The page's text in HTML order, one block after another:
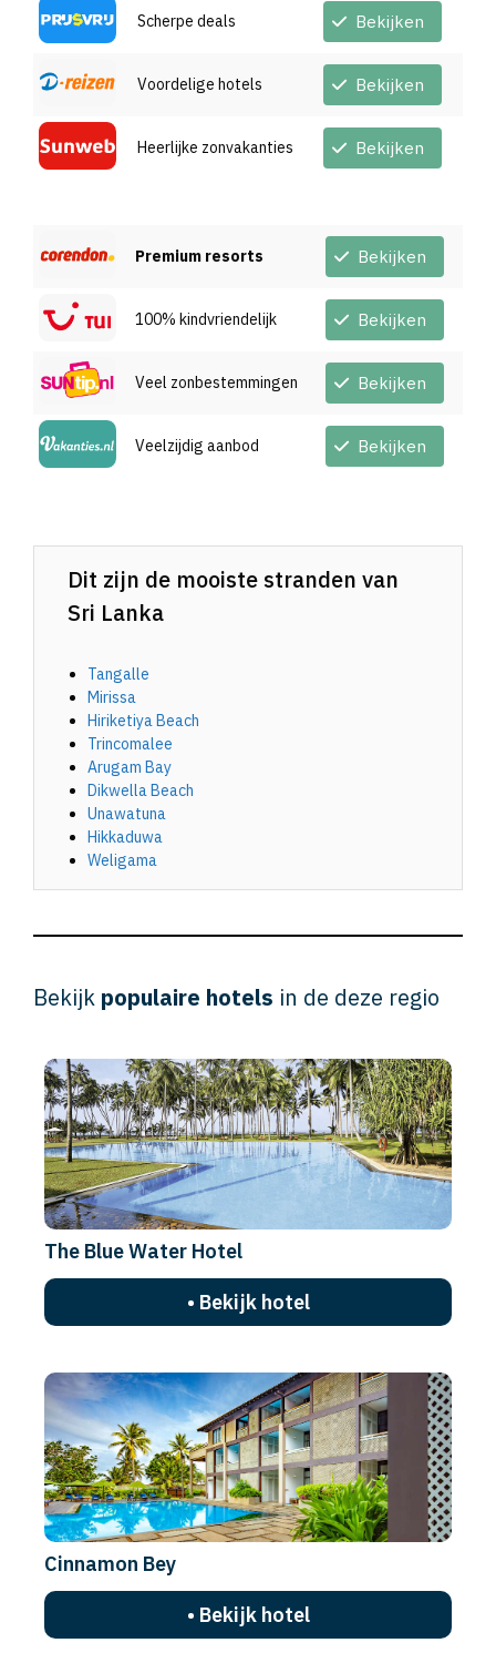
Scherpe deals Bekijken
Voordelige hotels Bekijken
Heerlijke zonvakanties Bekijken
Premium resorts Bekijken
100% kindvriendelijk Bekijken
Veel zonbestemmingen Bekijken
Veelzijdig aanbod Bekijken
Dit zijn de mooiste stranden van
Sri Lanka
Tangalle
Mirissa
Hiriketiya Beach
Trincomalee
Arugam Bay
Dikwella Beach
Unawatuna
Hikkaduwa
Weligama
Bekijk populaire hotels in de deze regio
The Blue Water Hotel
• Bekijk hotel
Cinnamon Bey
• Bekijk hotel